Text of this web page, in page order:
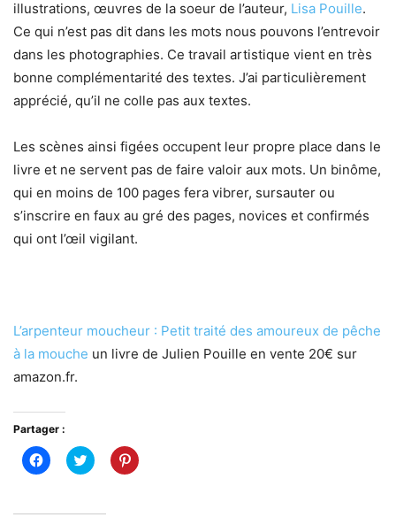
illustrations, œuvres de la soeur de l’auteur, Lisa Pouille.
Ce qui n’est pas dit dans les mots nous pouvons l’entrevoir
dans les photographies. Ce travail artistique vient en très
bonne complémentarité des textes. J’ai particulièrement
apprécié, qu’il ne colle pas aux textes.
Les scènes ainsi figées occupent leur propre place dans le
livre et ne servent pas de faire valoir aux mots. Un binôme,
qui en moins de 100 pages fera vibrer, sursauter ou
s’inscrire en faux au gré des pages, novices et confirmés
qui ont l’œil vigilant.
L’arpenteur moucheur : Petit traité des amoureux de pêche
à la mouche un livre de Julien Pouille en vente 20€ sur
amazon.fr.
Partager :
Cliquez
pour
dans
Cliquez
pour
dans
Cliquez
pour